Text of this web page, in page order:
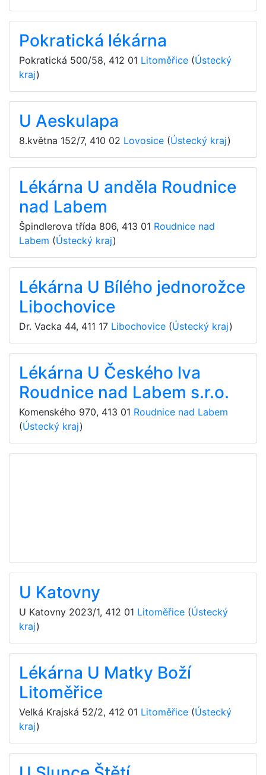
Pokratická lékárna
Pokratická 500/58, 412 01 Litoměřice (Ústecký
kraj)
U Aeskulapa
8.května 152/7, 410 02 Lovosice (Ústecký kraj)
Lékárna U anděla Roudnice
nad Labem
Špindlerova třída 806, 413 01 Roudnice nad
Labem (Ústecký kraj)
Lékárna U Bílého jednorožce
Libochovice
Dr. Vacka 44, 411 17 Libochovice (Ústecký kraj)
Lékárna U Českého lva
Roudnice nad Labem s.r.o.
Komenského 970, 413 01 Roudnice nad Labem
(Ústecký kraj)
U Katovny
U Katovny 2023/1, 412 01 Litoměřice (Ústecký
kraj)
Lékárna U Matky Boží
Litoměřice
Velká Krajská 52/2, 412 01 Litoměřice (Ústecký
kraj)